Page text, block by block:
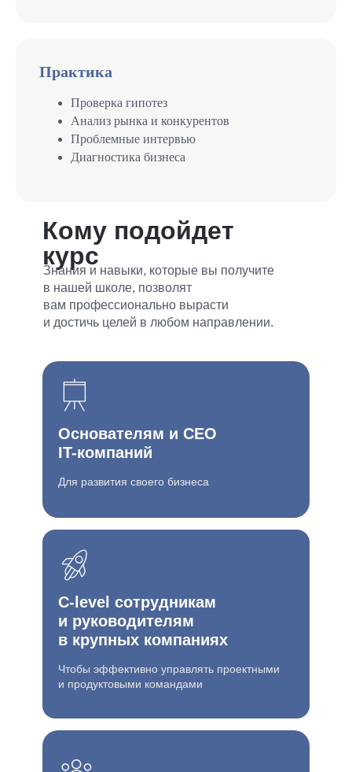
Практика
Проверка гипотез
Анализ рынка и конкурентов
Проблемные интервью
Диагностика бизнеса
Кому подойдет
курс
Знания и навыки, которые вы получите
в нашей школе, позволят
вам профессионально вырасти
и достичь целей в любом направлении.
С-level сотрудникам
и руководителям
в крупных компаниях
Чтобы эффективно управлять проектными
и продуктовыми командами
Основателям и CEO
IT-компаний
Для развития своего бизнеса